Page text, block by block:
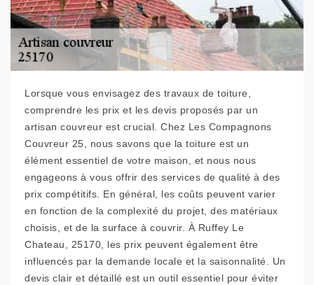
Lorsque vous envisagez des travaux de toiture,
comprendre les prix et les devis proposés par un
artisan couvreur est crucial. Chez Les Compagnons
Couvreur 25, nous savons que la toiture est un
élément essentiel de votre maison, et nous nous
engageons à vous offrir des services de qualité à des
prix compétitifs. En général, les coûts peuvent varier
en fonction de la complexité du projet, des matériaux
choisis, et de la surface à couvrir. À Ruffey Le
Chateau, 25170, les prix peuvent également être
influencés par la demande locale et la saisonnalité. Un
devis clair et détaillé est un outil essentiel pour éviter